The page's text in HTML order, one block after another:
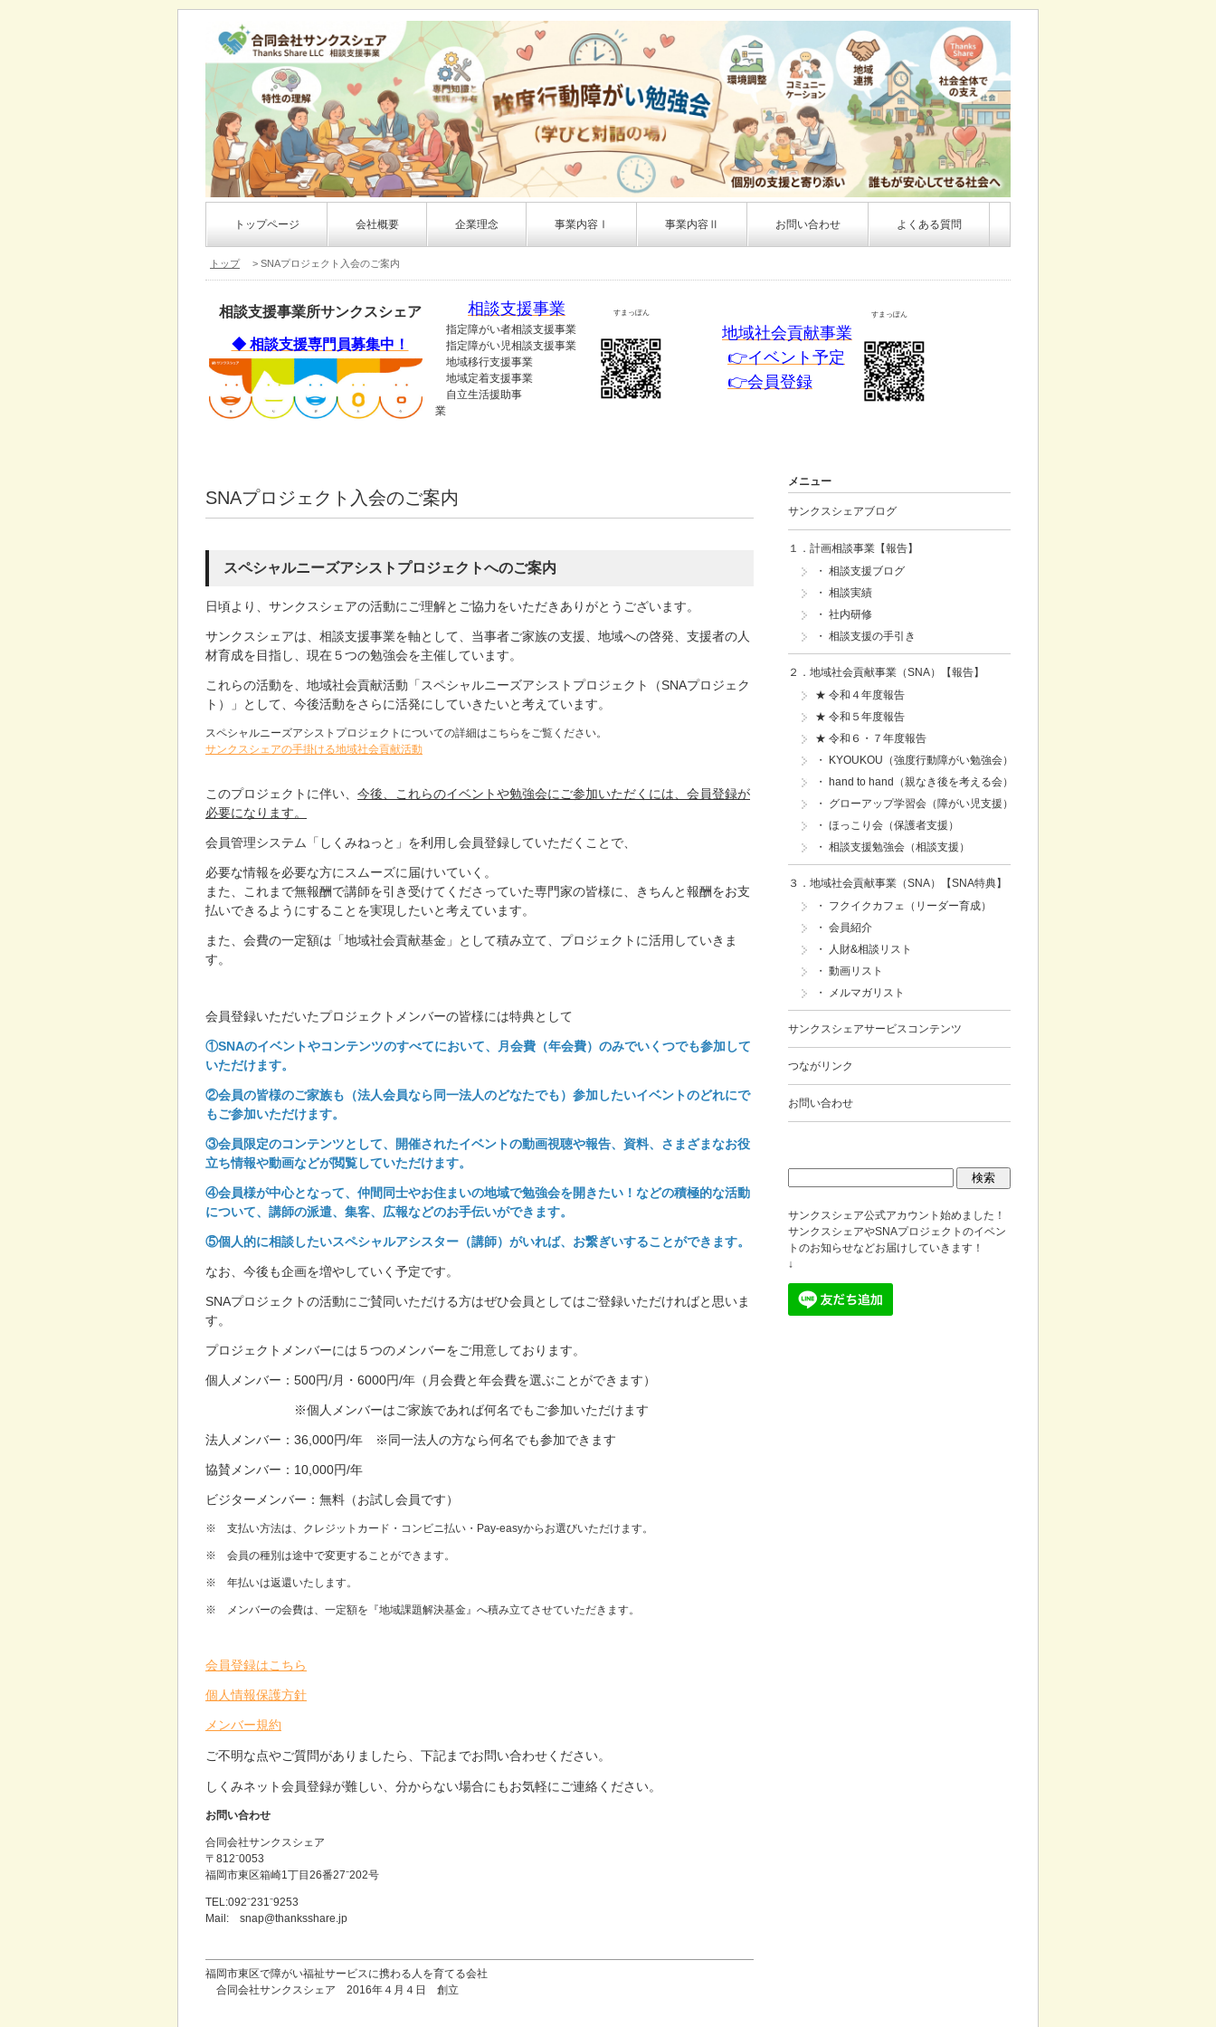
トップページ 会社概要 企業理念 事業内容Ⅰ 事業内容Ⅱ お問い合わせ よくある質問
トップ > SNAプロジェクト入会のご案内
相談支援事業所サンクスシェア
◆ 相談支援専門員募集中！
相談支援事業
指定障がい者相談支援事業
指定障がい児相談支援事業
地域移行支援事業
地域定着支援事業
自立生活援助事
業
すまっぽん
地域社会貢献事業
👉イベント予定
👉会員登録
すまっぽん
メニュー
サンクスシェアブログ
１．計画相談事業【報告】
・ 相談支援ブログ
・ 相談実績
・ 社内研修
・ 相談支援の手引き
２．地域社会貢献事業（SNA）【報告】
★ 令和４年度報告
★ 令和５年度報告
★ 令和６・７年度報告
・ KYOUKOU（強度行動障がい勉強会）
・ hand to hand（親なき後を考える会）
・ グローアップ学習会（障がい児支援）
・ ほっこり会（保護者支援）
・ 相談支援勉強会（相談支援）
３．地域社会貢献事業（SNA）【SNA特典】
・ フクイクカフェ（リーダー育成）
・ 会員紹介
・ 人財&相談リスト
・ 動画リスト
・ メルマガリスト
サンクスシェアサービスコンテンツ
つながリンク
お問い合わせ
サンクスシェア公式アカウント始めました！
サンクスシェアやSNAプロジェクトのイベン
トのお知らせなどお届けしていきます！
↓
SNAプロジェクト入会のご案内
スペシャルニーズアシストプロジェクトへのご案内
日頃より、サンクスシェアの活動にご理解とご協力をいただきありがとうございます。
サンクスシェアは、相談支援事業を軸として、当事者ご家族の支援、地域への啓発、支援者の人
材育成を目指し、現在５つの勉強会を主催しています。
これらの活動を、地域社会貢献活動「スペシャルニーズアシストプロジェクト（SNAプロジェク
ト）」として、今後活動をさらに活発にしていきたいと考えています。
スペシャルニーズアシストプロジェクトについての詳細はこちらをご覧ください。
サンクスシェアの手掛ける地域社会貢献活動
このプロジェクトに伴い、 今後、これらのイベントや勉強会にご参加いただくには、会員登録が
必要になります。
会員管理システム「しくみねっと」を利用し会員登録していただくことで、
必要な情報を必要な方にスムーズに届けいていく。
また、これまで無報酬で講師を引き受けてくださっていた専門家の皆様に、きちんと報酬をお支
払いできるようにすることを実現したいと考えています。
また、会費の一定額は「地域社会貢献基金」として積み立て、プロジェクトに活用していきま
す。
会員登録いただいたプロジェクトメンバーの皆様には特典として
①SNAのイベントやコンテンツのすべてにおいて、月会費（年会費）のみでいくつでも参加して
いただけます。
②会員の皆様のご家族も（法人会員なら同一法人のどなたでも）参加したいイベントのどれにで
もご参加いただけます。
③会員限定のコンテンツとして、開催されたイベントの動画視聴や報告、資料、さまざまなお役
立ち情報や動画などが閲覧していただけます。
④会員様が中心となって、仲間同士やお住まいの地域で勉強会を開きたい！などの積極的な活動
について、講師の派遣、集客、広報などのお手伝いができます。
⑤個人的に相談したいスペシャルアシスター（講師）がいれば、お繋ぎいすることができます。
なお、今後も企画を増やしていく予定です。
SNAプロジェクトの活動にご賛同いただける方はぜひ会員としてはご登録いただければと思いま
す。
プロジェクトメンバーには５つのメンバーをご用意しております。
個人メンバー：500円/月・6000円/年（月会費と年会費を選ぶことができます）
※個人メンバーはご家族であれば何名でもご参加いただけます
法人メンバー：36,000円/年 ※同一法人の方なら何名でも参加できます
協賛メンバー：10,000円/年
ビジターメンバー：無料（お試し会員です）
※ 支払い方法は、クレジットカード・コンビニ払い・Pay-easyからお選びいただけます。
※ 会員の種別は途中で変更することができます。
※ 年払いは返還いたします。
※ メンバーの会費は、一定額を『地域課題解決基金』へ積み立てさせていただきます。
会員登録はこちら
個人情報保護方針
メンバー規約
ご不明な点やご質問がありましたら、下記までお問い合わせください。
しくみネット会員登録が難しい、分からない場合にもお気軽にご連絡ください。
お問い合わせ
合同会社サンクスシェア
〒812⁻0053
福岡市東区箱崎1丁目26番27⁻202号
TEL:092⁻231⁻9253
Mail: snap@thanksshare.jp
福岡市東区で障がい福祉サービスに携わる人を育てる会社
合同会社サンクスシェア 2016年４月４日 創立